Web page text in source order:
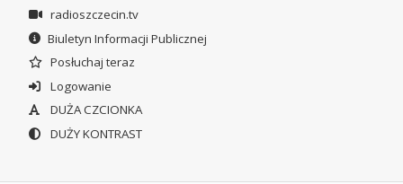
radioszczecin.tv
Biuletyn Informacji Publicznej
Posłuchaj teraz
Logowanie
DUŻA CZCIONKA
DUŻY KONTRAST